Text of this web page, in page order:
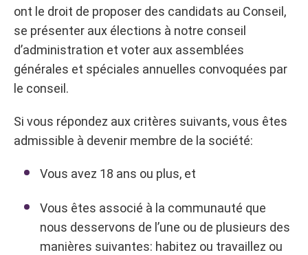
ont le droit de proposer des candidats au Conseil,
se présenter aux élections à notre conseil
d’administration et voter aux assemblées
générales et spéciales annuelles convoquées par
le conseil.
Si vous répondez aux critères suivants, vous êtes
admissible à devenir membre de la société:
Vous avez 18 ans ou plus, et
Vous êtes associé à la communauté que
nous desservons de l’une ou de plusieurs des
manières suivantes: habitez ou travaillez ou